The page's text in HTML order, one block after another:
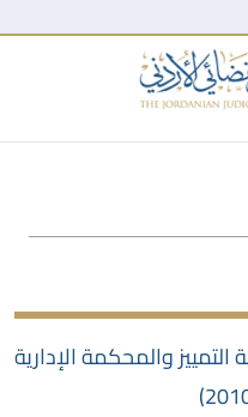
والمحكمة الإدارية